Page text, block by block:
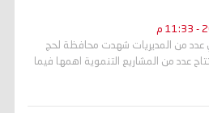
عدد من المديريات شهدت محافظة لحج
عدد من المشاريع التنموية اهمها فيما